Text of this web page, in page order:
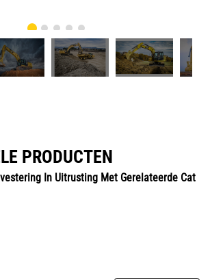
PRODUCTEN
In Uitrusting Met Gerelateerde Cat